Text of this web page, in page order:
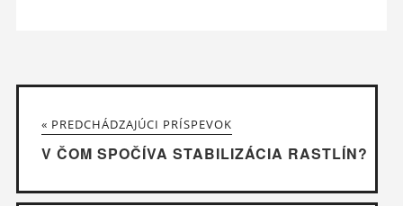
« PREDCHÁDZAJÚCI PRÍSPEVOK
V ČOM SPOČÍVA STABILIZÁCIA RASTLÍN?